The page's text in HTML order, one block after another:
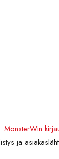
MonsterWin
ja